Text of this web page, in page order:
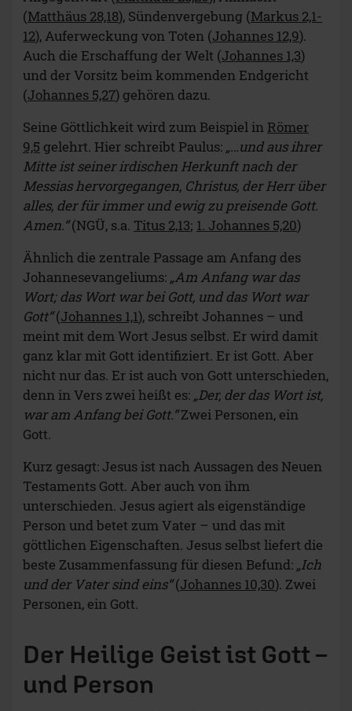
(Matthäus 28,18), Sündenvergebung (Markus 2,1-
12), Auferweckung von Toten (Johannes 12,9).
Auch die Erschaffung der Welt (Johannes 1,3)
und der Vorsitz beim kommenden Endgericht
(Johannes 5,27) gehören dazu.
Seine Göttlichkeit wird zum Beispiel in Römer
9,5 gelehrt. Hier schreibt Paulus: „…und aus ihrer
Mitte ist seiner irdischen Herkunft nach der
Messias hervorgegangen, Christus, der Herr über
alles, der für immer und ewig zu preisende Gott.
Amen.“(NGÜ, s.a. Titus 2,13; 1. Johannes 5,20)
Ähnlich die zentrale Passage am Anfang des
Johannesevangeliums: „Am Anfang war das
Wort; das Wort war bei Gott, und das Wort war
Gott“(Johannes 1,1), schreibt Johannes – und
meint mit dem Wort Jesus selbst. Er wird damit
ganz klar mit Gott identifiziert. Er ist Gott. Aber
nicht nur das. Er ist auch von Gott unterschieden,
denn in Vers zwei heißt es: „Der, der das Wort ist,
war am Anfang bei Gott.“Zwei Personen, ein
Gott.
Kurz gesagt: Jesus ist nach Aussagen des Neuen
Testaments Gott. Aber auch von ihm
unterschieden. Jesus agiert als eigenständige
Person und betet zum Vater – und das mit
göttlichen Eigenschaften. Jesus selbst liefert die
beste Zusammenfassung für diesen Befund: „Ich
und der Vater sind eins“(Johannes 10,30). Zwei
Personen, ein Gott.
Der Heilige Geist ist Gott –
und Person